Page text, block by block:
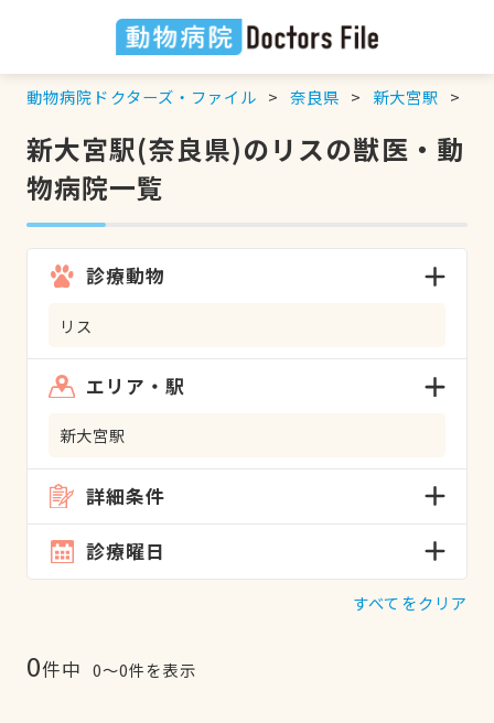
動物病院ドクターズ・ファイル 奈良県 新大宮駅
新大宮駅(奈良県)のリスの獣医・動
物病院一覧
診療動物
リス
エリア・駅
新大宮駅
詳細条件
診療曜日
すべてをクリア
0件中 0〜0件を表示